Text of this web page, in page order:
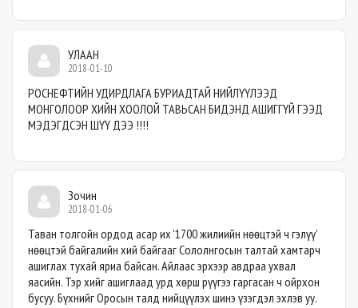
УЛААН
2018-01-10
РОСНЕФТИЙН УДИРДЛАГА БУРИАДТАЙ НИЙЛҮҮЛЭЭД
МОНГОЛООР ХИЙН ХООЛОЙ ТАВЬСАН БИДЭНД АШИГГҮЙ ГЭЭД
МЭДЭГДСЭН ШҮҮ ДЭЭ !!!!
Зочин
2018-01-06
Таван толгойн ордод асар их '1700 жилиийн нөөцтэй ч гэлүү'
нөөцтэй байгалийн хий байгааг Сололнгосын талтай хамтарч
ашиглах тухай яриа байсан. Айлаас эрхээр авдраа ухвал
яасийн. Тэр хийг ашиглаад урд хөрш рүүгээ гаргасан ч ойрхон
бусуу. Бүхнийг Оросын талд нийцүүлэх шинэ үзэгдэл эхлэв уу.